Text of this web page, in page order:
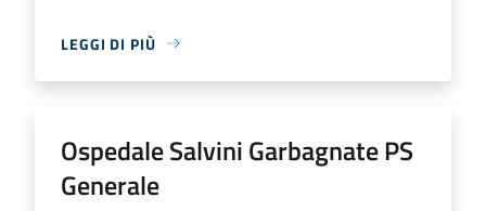
LEGGI DI PIÙ
Ospedale Salvini Garbagnate PS
Generale